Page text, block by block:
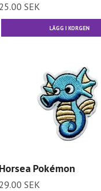
25.00 SEK
Horsea Pokémon
29.00 SEK